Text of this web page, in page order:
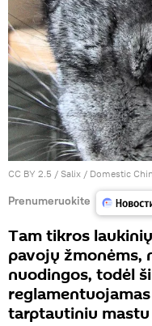
CC BY 2.5 / Salix / Domestic
Prenumeruokite
Tam tikros
pavojų žmonėms,
nuodingos, todėl
tarptautiniu mastu